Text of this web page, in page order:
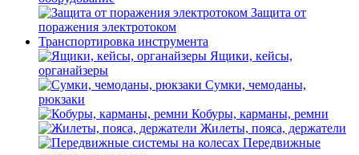
Защита от
поражения электротоком
Транспортировка инструмента
Ящики, кейсы,
органайзеры
Сумки, чемоданы,
рюкзаки
Кобуры, карманы, ремни
Жилеты, пояса, держатели
Передвижные